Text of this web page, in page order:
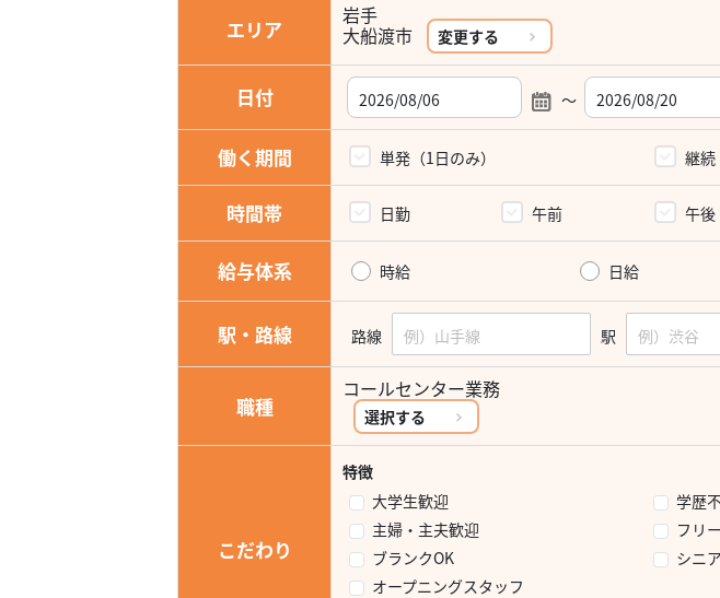
エリア
岩手
大船渡市 変更する
日付 ～
働く期間 単発（1日のみ） 継続
時間帯 日勤 午前 午後
給与体系 時給 日給
駅・路線 路線 駅
職種
コールセンター業務
選択する
こだわり
特徴
大学生歓迎
学歴
主婦・主夫歓迎
フリ
ブランクOK
シニ
オープニングスタッフ